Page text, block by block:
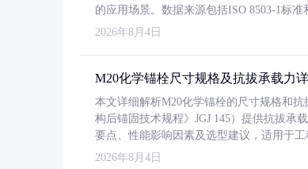
的应用场景。数据来源包括ISO 8503-1标
2026年8月4日
M20化学锚栓尺寸规格及抗拔承载力
本文详细解析M20化学锚栓的尺寸规格和
构后锚固技术规程》JGJ 145）提供抗拔承
要点、性能影响因素及选型建议，适用于工
2026年8月4日